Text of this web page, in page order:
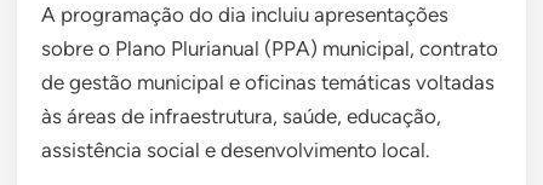
A programação do dia incluiu apresentações
sobre o Plano Plurianual (PPA) municipal, contrato
de gestão municipal e oficinas temáticas voltadas
às áreas de infraestrutura, saúde, educação,
assistência social e desenvolvimento local.